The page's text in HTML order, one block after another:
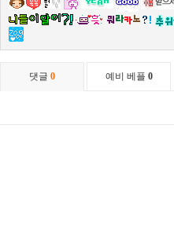
댓글 0 예비 베플 0